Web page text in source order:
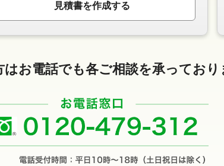
見積書を作成する
はお電話でも各ご相談を承っており